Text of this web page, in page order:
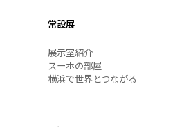
常設展
展示室紹介
スーホの部屋
横浜で世界とつながる